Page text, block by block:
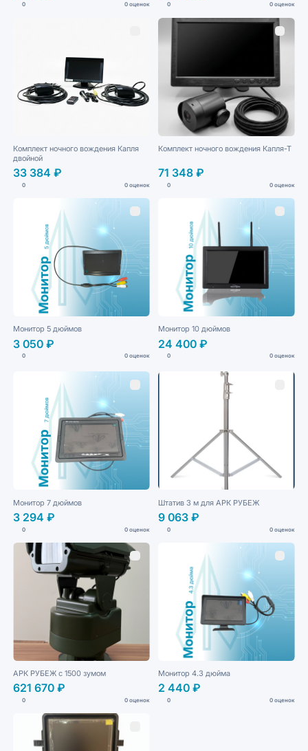
0 0 оценок 0 0 оценок
Комплект ночного вождения Капля
двойной
33 384 ₽
0 0 оценок
Комплект ночного вождения Капля-Т
71 348 ₽
0 0 оценок
Монитор 5 дюймов
3 050 ₽
0 0 оценок
Монитор 10 дюймов
24 400 ₽
0 0 оценок
Монитор 7 дюймов
3 294 ₽
0 0 оценок
Штатив 3 м для АРК РУБЕЖ
9 063 ₽
0 0 оценок
АРК РУБЕЖ с 1500 зумом
621 670 ₽
0 0 оценок
Монитор 4.3 дюйма
2 440 ₽
0 0 оценок